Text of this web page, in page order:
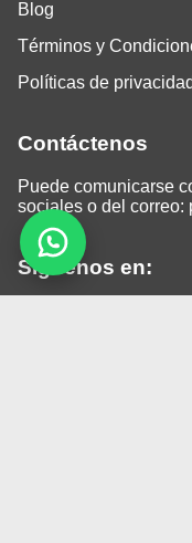
Blog
Términos y
Políticas de privacidad
Contáctenos
Puede comunicarse
sociales o del correo:
Siguenos en: